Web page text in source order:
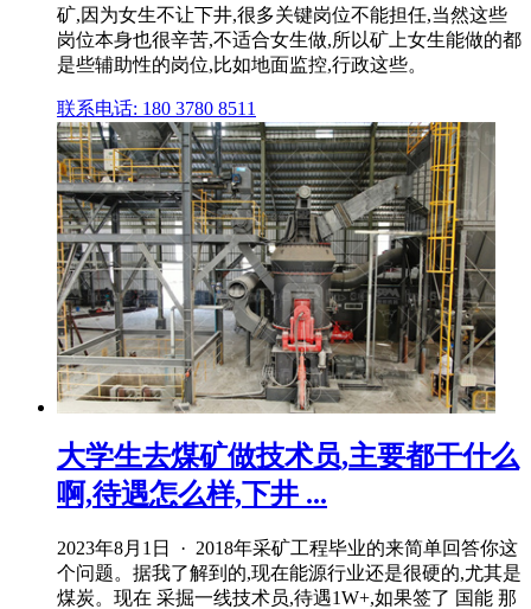
矿,因为女生不让下井,很多关键岗位不能担任,当然这些
岗位本身也很辛苦,不适合女生做,所以矿上女生能做的都
是些辅助性的岗位,比如地面监控,行政这些。
联系电话: 180 3780 8511
大学生去煤矿做技术员,主要都干什么
啊,待遇怎么样,下井 ...
2023年8月1日 · 2018年采矿工程毕业的来简单回答你这
个问题。据我了解到的,现在能源行业还是很硬的,尤其是
煤炭。现在 采掘一线技术员,待遇1W+,如果签了 国能 那